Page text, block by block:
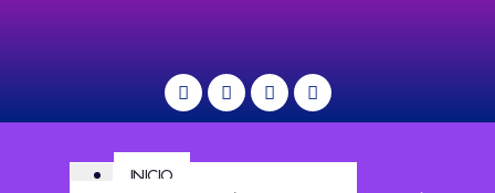
INICIO